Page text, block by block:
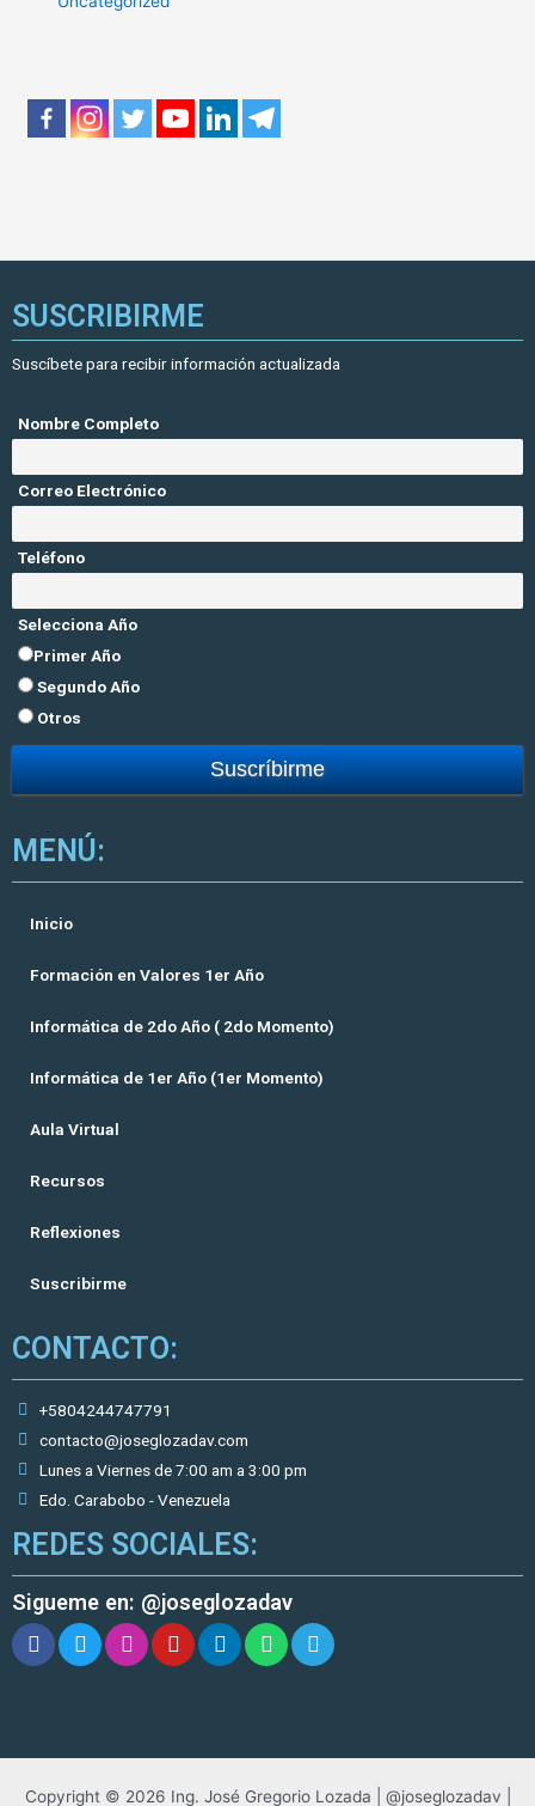
SUSCRIBIRME
Suscíbete para recibir información actualizada
Nombre Completo
Correo Electrónico
Teléfono
Selecciona Año
Primer Año
Segundo Año
Otros
MENÚ:
Inicio
Formación en Valores 1er Año
Informática de 2do Año ( 2do Momento)
Informática de 1er Año (1er Momento)
Aula Virtual
Recursos
Reflexiones
Suscribirme
CONTACTO:
+5804244747791
contacto@joseglozadav.com
Lunes a Viernes de 7:00 am a 3:00 pm
Edo. Carabobo - Venezuela
REDES SOCIALES:
Sigueme en: @joseglozadav
Copyright © 2026 Ing. José Gregorio Lozada | @joseglozadav |